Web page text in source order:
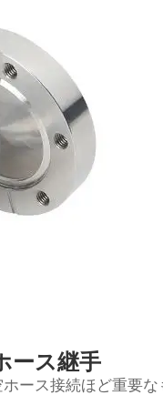
ース継手
ース接続ほど重要